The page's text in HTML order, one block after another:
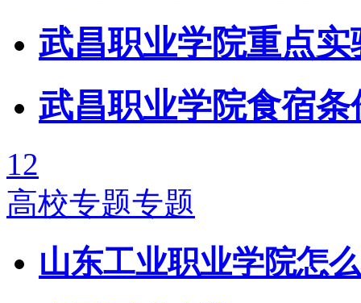
武昌职业学院重点实
武昌职业学院食宿条
12
高校专题专题
山东工业职业学院怎